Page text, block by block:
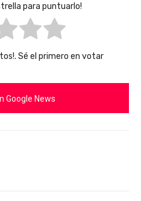
para puntuarlo!
Sé el primero en votar
Google News